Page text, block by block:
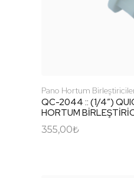
Pano Hortum
QC-2044 :: (1/4″)
HORTUM
355,00₺